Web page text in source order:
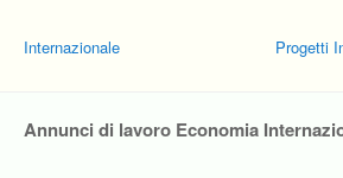
Internazionale Progetti
Annunci di lavoro Economia